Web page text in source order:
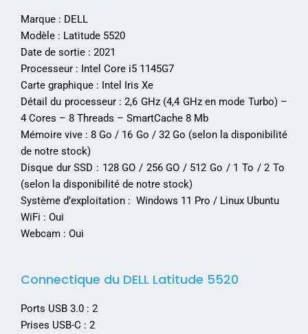
Marque : DELL
Modèle : Latitude 5520
Date de sortie : 2021
Processeur : Intel Core i5 1145G7
Carte graphique : Intel Iris Xe
Détail du processeur : 2,6 GHz (4,4 GHz en mode Turbo) –
4 Cores – 8 Threads – SmartCache 8 Mb
Mémoire vive : 8 Go / 16 Go / 32 Go (selon la disponibilité
de notre stock)
Disque dur SSD : 128 GO / 256 GO / 512 Go / 1 To / 2 To
(selon la disponibilité de notre stock)
Système d’exploitation : Windows 11 Pro / Linux Ubuntu
WiFi : Oui
Webcam : Oui
Connectique du DELL Latitude 5520
Ports USB 3.0 : 2
Prises USB-C : 2